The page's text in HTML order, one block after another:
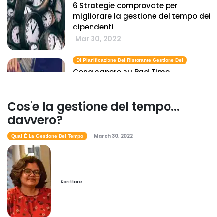
6 Strategie comprovate per
migliorare la gestione del tempo dei
dipendenti
Mar 30, 2022
Di Pianificazione Del Ristorante Gestione Del
Cosa sapere su Bad Time
Cos'e la gestione del tempo...
Cos'e la gestione del tempo...
davvero?
Qual È La Gestione Del Tempo March 30, 2022
Scrittore